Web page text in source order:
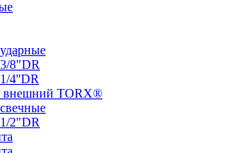
8"DR
4''DR
внешний TORX®
2"DR